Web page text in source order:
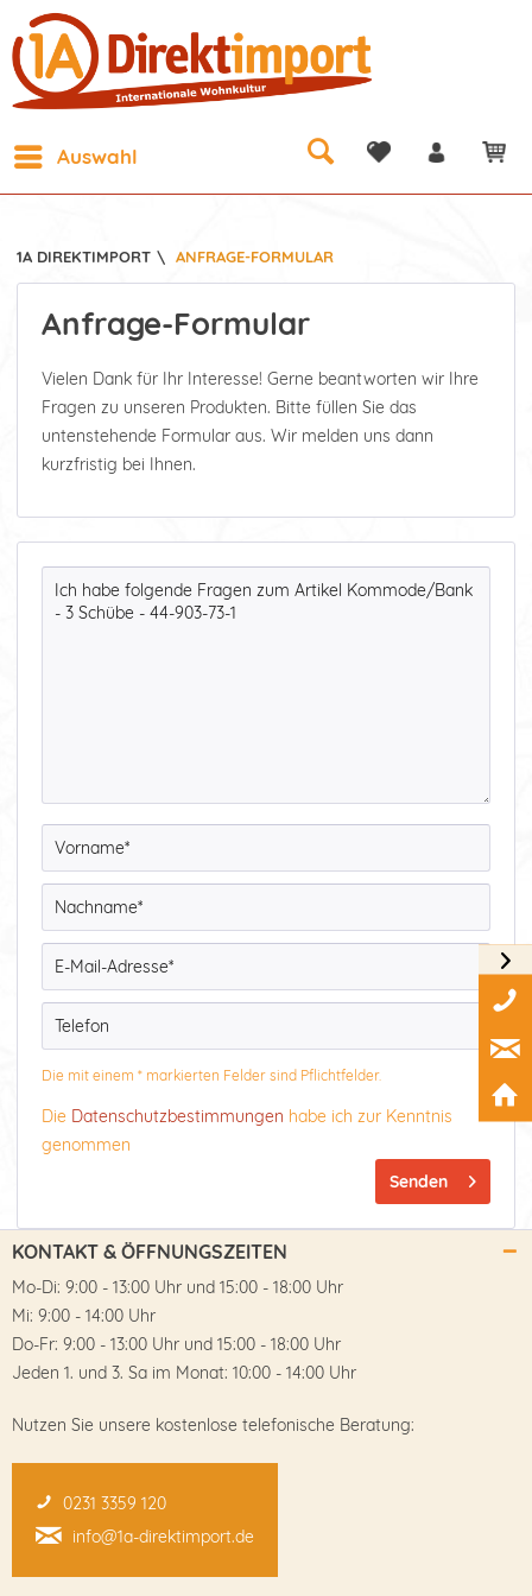
Auswahl
1A DIREKTIMPORT \ ANFRAGE-FORMULAR
Anfrage-Formular
Vielen Dank für Ihr Interesse! Gerne beantworten wir Ihre
Fragen zu unseren Produkten. Bitte füllen Sie das
untenstehende Formular aus. Wir melden uns dann
kurzfristig bei Ihnen.
Die mit einem * markierten Felder sind Pflichtfelder.
Die Datenschutzbestimmungen habe ich zur Kenntnis
genommen
Senden
KONTAKT & ÖFFNUNGSZEITEN
Mo-Di: 9:00 - 13:00 Uhr und 15:00 - 18:00 Uhr
Mi: 9:00 - 14:00 Uhr
Do-Fr: 9:00 - 13:00 Uhr und 15:00 - 18:00 Uhr
Jeden 1. und 3. Sa im Monat: 10:00 - 14:00 Uhr
Nutzen Sie unsere kostenlose telefonische Beratung:
0231 3359 120
info@1a-direktimport.de